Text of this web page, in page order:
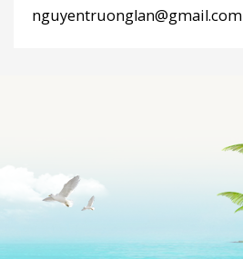
nguyentruonglan@gmail.com